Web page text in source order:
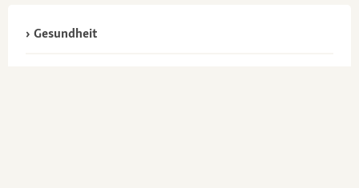
Gesundheit